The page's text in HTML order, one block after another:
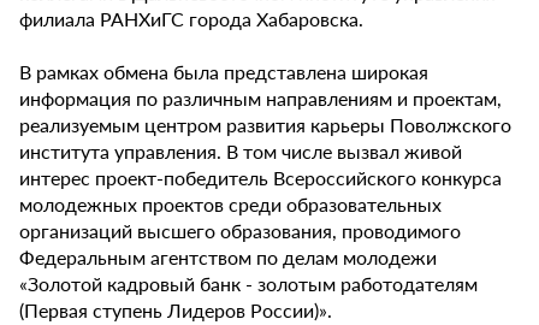
филиала РАНХиГС города Хабаровска.
В рамках обмена была представлена широкая
информация по различным направлениям и проектам,
реализуемым центром развития карьеры Поволжского
института управления. В том числе вызвал живой
интерес проект-победитель Всероссийского конкурса
молодежных проектов среди образовательных
организаций высшего образования, проводимого
Федеральным агентством по делам молодежи
«Золотой кадровый банк - золотым работодателям
(Первая ступень Лидеров России)».